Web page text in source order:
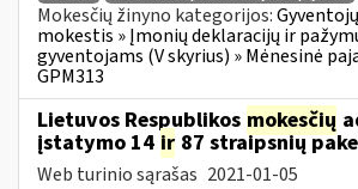
Mokesčių žinyno kategorijos:
mokestis » Įmonių deklaracijų ir
gyventojams (V skyrius) » Mėnesinė
GPM313
Lietuvos Respublikos mokesčių
įstatymo 14 ir 87 straipsnių
Web turinio sąrašas 2021-01-05